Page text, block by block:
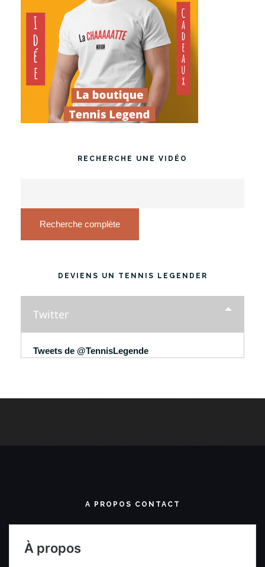
RECHERCHE UNE VIDÉO
Recherche complète
DEVIENS UN TENNIS LEGENDER
Twitter
Tweets de @TennisLegende
A PROPOS CONTACT